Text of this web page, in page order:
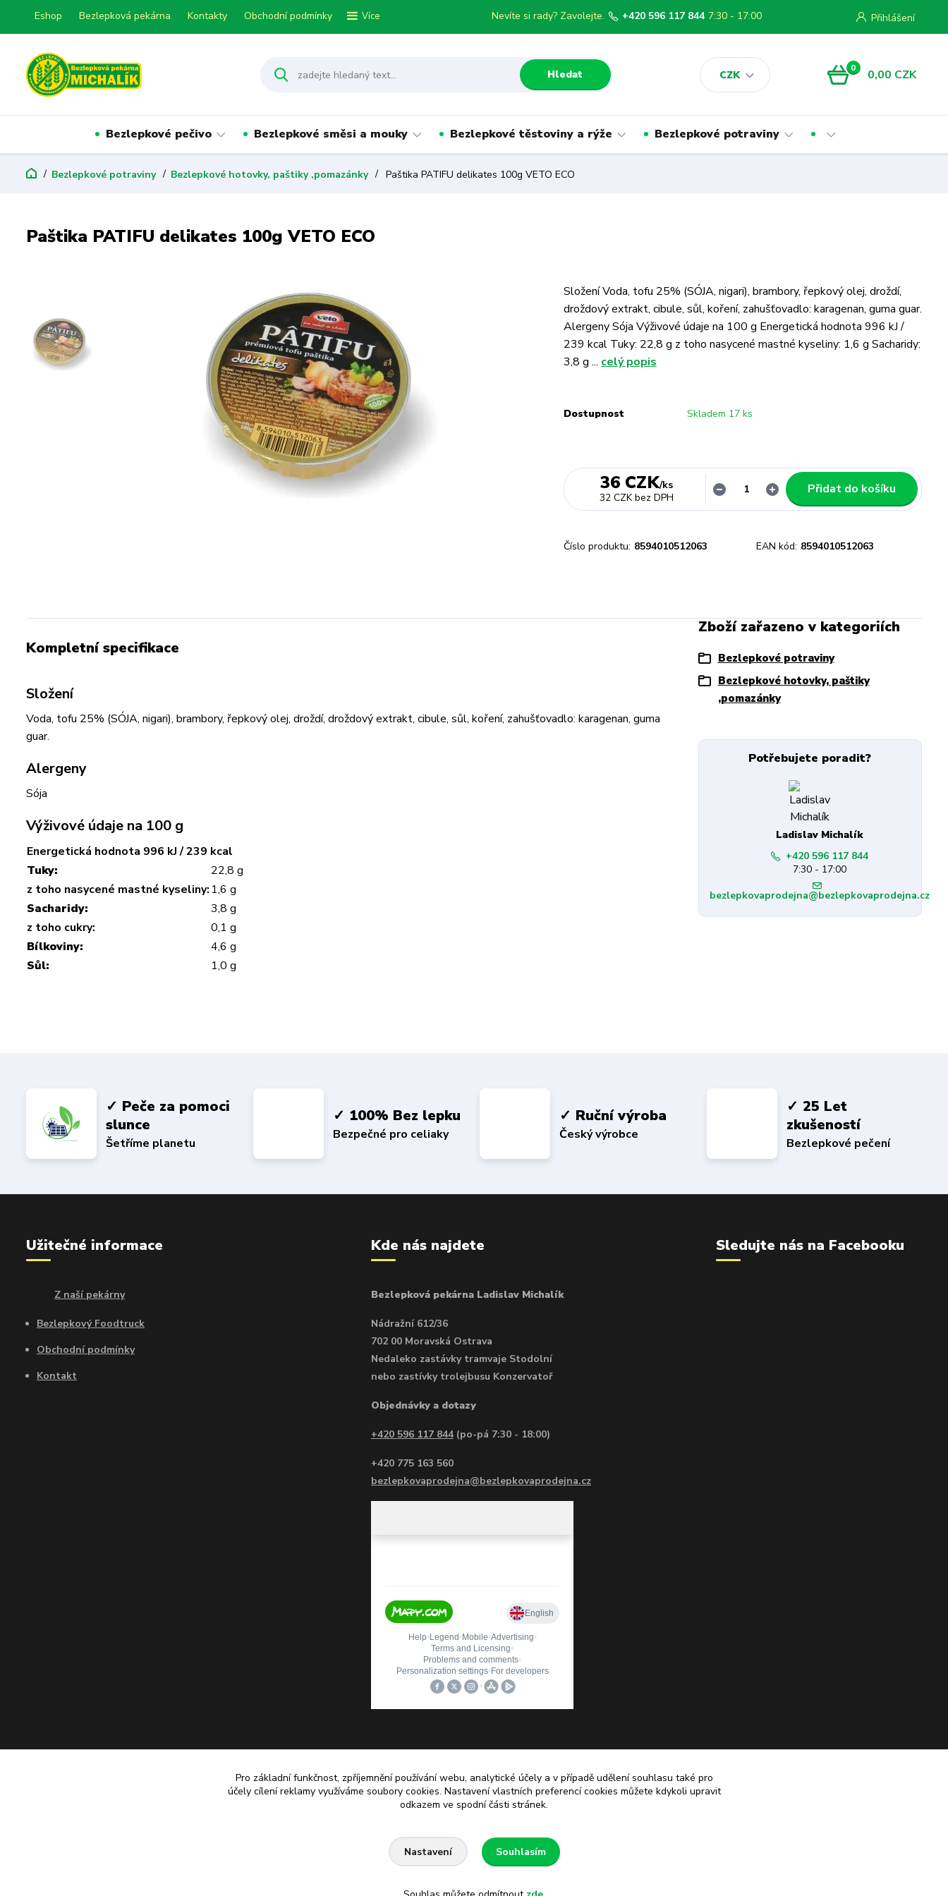
Eshop Bezlepková pekárna Kontakty Obchodní podmínky Více
CZK
Přihlášení
Hledat
Nevíte si rady? Zavolejte. +420 596 117 844 7:30 - 17:00
0 0,00 CZK
Bezlepkové pečivo Bezlepkové směsi a mouky Bezlepkové těstoviny a rýže Bezlepkové potraviny
Bezlepkové potraviny Bezlepkové hotovky, paštiky ,pomazánky Paštika PATIFU delikates 100g VETO ECO
Paštika PATIFU delikates 100g VETO ECO
Složení Voda, tofu 25% (SÓJA, nigari), brambory, řepkový olej, droždí,
droždový extrakt, cibule, sůl, koření, zahušťovadlo: karagenan, guma guar.
Alergeny Sója Výživové údaje na 100 g Energetická hodnota 996 kJ /
239 kcal Tuky: 22,8 g z toho nasycené mastné kyseliny: 1,6 g Sacharidy:
3,8 g ... celý popis
Dostupnost Skladem 17 ks
36 CZK/ks
32 CZK bez DPH
Přidat do košíku
Číslo produktu: 8594010512063 EAN kód: 8594010512063
Kompletní specifikace
Složení
Voda, tofu 25% (SÓJA, nigari), brambory, řepkový olej, droždí, droždový extrakt, cibule, sůl, koření, zahušťovadlo: karagenan, guma
guar.
Alergeny
Sója
Výživové údaje na 100 g
Energetická hodnota 996 kJ / 239 kcal
Tuky:
22,8 g
z toho nasycené mastné kyseliny: 1,6 g
Sacharidy:
3,8 g
z toho cukry:
0,1 g
Bílkoviny:
4,6 g
Sůl:
1,0 g
Zboží zařazeno v kategoriích
Bezlepkové potraviny
Bezlepkové hotovky, paštiky
,pomazánky
Potřebujete poradit?
Ladislav Michalík
+420 596 117 844
7:30 - 17:00
bezlepkovaprodejna@bezlepkovaprodejna.cz
✓ Peče za pomoci
slunce
Šetříme planetu
✓ 100% Bez lepku
Bezpečné pro celiaky
✓ Ruční výroba
Český výrobce
✓ 25 Let
zkušeností
Bezlepkové pečení
Užitečné informace
Z naší pekárny
Bezlepkový Foodtruck
Obchodní podmínky
Kontakt
Kde nás najdete
Bezlepková pekárna Ladislav Michalík
Nádražní 612/36
702 00 Moravská Ostrava
Nedaleko zastávky tramvaje Stodolní
nebo zastívky trolejbusu Konzervatoř
Objednávky a dotazy
+420 596 117 844 (po-pá 7:30 - 18:00)
+420 775 163 560
bezlepkovaprodejna@bezlepkovaprodejna.cz
Sledujte nás na Facebooku
© Ladislav Michalík - bezlepková pekárna a prodejna Ostrava
Pro základní funkčnost, zpříjemnění používání webu, analytické účely a v případě udělení souhlasu také pro
účely cílení reklamy využíváme soubory cookies. Nastavení vlastních preferencí cookies můžete kdykoli upravit
odkazem ve spodní části stránek.
Nastavení Souhlasím